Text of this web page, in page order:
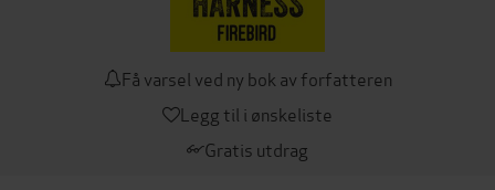
Få varsel ved ny bok av forfatteren
Legg til i ønskeliste
Gratis utdrag